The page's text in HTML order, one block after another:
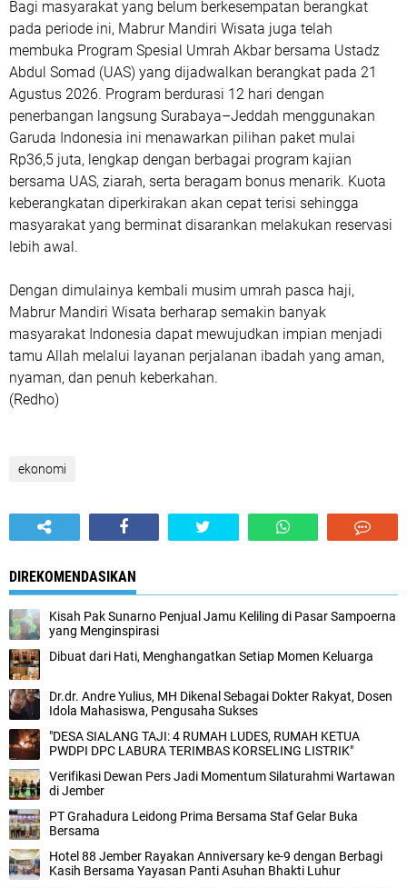
Bagi masyarakat yang belum berkesempatan berangkat
pada periode ini, Mabrur Mandiri Wisata juga telah
membuka Program Spesial Umrah Akbar bersama Ustadz
Abdul Somad (UAS) yang dijadwalkan berangkat pada 21
Agustus 2026. Program berdurasi 12 hari dengan
penerbangan langsung Surabaya–Jeddah menggunakan
Garuda Indonesia ini menawarkan pilihan paket mulai
Rp36,5 juta, lengkap dengan berbagai program kajian
bersama UAS, ziarah, serta beragam bonus menarik. Kuota
keberangkatan diperkirakan akan cepat terisi sehingga
masyarakat yang berminat disarankan melakukan reservasi
lebih awal.
Dengan dimulainya kembali musim umrah pasca haji,
Mabrur Mandiri Wisata berharap semakin banyak
masyarakat Indonesia dapat mewujudkan impian menjadi
tamu Allah melalui layanan perjalanan ibadah yang aman,
nyaman, dan penuh keberkahan.
(Redho)
ekonomi
DIREKOMENDASIKAN
Kisah Pak Sunarno Penjual Jamu Keliling di Pasar Sampoerna
yang Menginspirasi
Dibuat dari Hati, Menghangatkan Setiap Momen Keluarga
Dr.dr. Andre Yulius, MH Dikenal Sebagai Dokter Rakyat, Dosen
Idola Mahasiswa, Pengusaha Sukses
"DESA SIALANG TAJI: 4 RUMAH LUDES, RUMAH KETUA
PWDPI DPC LABURA TERIMBAS KORSELING LISTRIK"
Verifikasi Dewan Pers Jadi Momentum Silaturahmi Wartawan
di Jember
PT Grahadura Leidong Prima Bersama Staf Gelar Buka
Bersama
Hotel 88 Jember Rayakan Anniversary ke-9 dengan Berbagi
Kasih Bersama Yayasan Panti Asuhan Bhakti Luhur